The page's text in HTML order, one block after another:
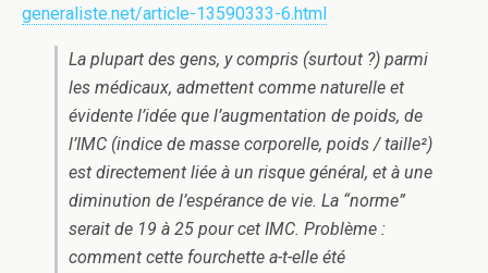
generaliste.net/article-13590333-6.html
La plupart des gens, y compris (surtout ?) parmi
les médicaux, admettent comme naturelle et
évidente l’idée que l’augmentation de poids, de
l’IMC (indice de masse corporelle, poids / taille²)
est directement liée à un risque général, et à une
diminution de l’espérance de vie. La “norme”
serait de 19 à 25 pour cet IMC. Problème :
comment cette fourchette a-t-elle été